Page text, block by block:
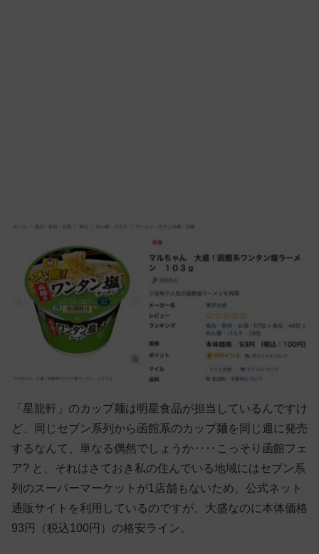
「星龍軒」のカップ麺は明星食品が担当しているんですけ
ど、同じセブン系列から函館系のカップ麺を同じ週に発売
するなんて、単なる偶然でしょうか‥‥こっそり函館フェ
ア? と、それはさておき私の住んでいる地域にはセブン系
列のスーパーマーケットが1店舗もないため、公式ネット
通販サイトを利用しているのですが、大盛なのに本体価格
93円（税込100円）の格安ライン。